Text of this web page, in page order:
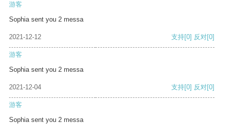
游客
Sophia sent you 2 messa
2021-12-12 支持[0] 反对[0]
游客
Sophia sent you 2 messa
2021-12-04 支持[0] 反对[0]
游客
Sophia sent you 2 messa